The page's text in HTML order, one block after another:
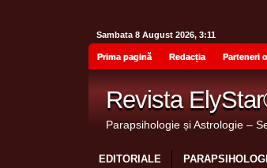
Sambata 8 August 2026, 3:11
Prima pagină Redacția Parteneri
Revista
Parapsihologie și Astrologie –
EDITORIALE